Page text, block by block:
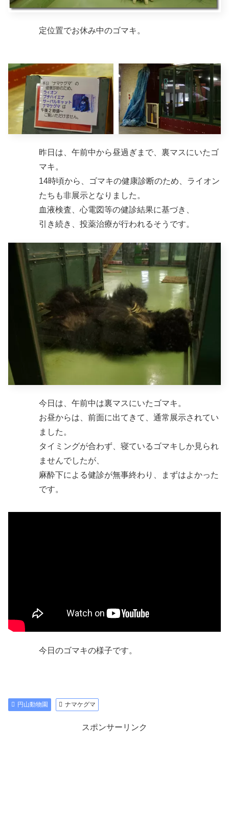
定位置でお休み中のゴマキ。
昨日は、午前中から昼過ぎまで、裏マスにいたゴ
マキ。
14時頃から、ゴマキの健康診断のため、ライオン
たちも非展示となりました。
血液検査、心電図等の健診結果に基づき、
引き続き、投薬治療が行われるそうです。
今日は、午前中は裏マスにいたゴマキ。
お昼からは、前面に出てきて、通常展示されてい
ました。
タイミングが合わず、寝ているゴマキしか見られ
ませんでしたが、
麻酔下による健診が無事終わり、まずはよかった
です。
今日のゴマキの様子です。
円山動物園 ナマケグマ
スポンサーリンク